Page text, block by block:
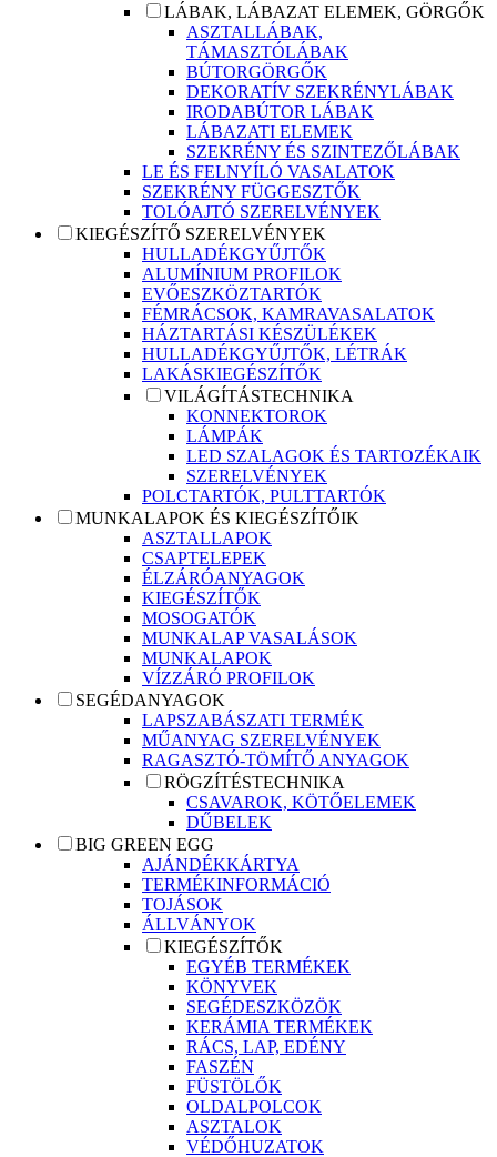
LÁBAK, LÁBAZAT ELEMEK, GÖRGŐK
ASZTALLÁBAK,
TÁMASZTÓLÁBAK
BÚTORGÖRGŐK
DEKORATÍV SZEKRÉNYLÁBAK
IRODABÚTOR LÁBAK
LÁBAZATI ELEMEK
SZEKRÉNY ÉS SZINTEZŐLÁBAK
LE ÉS FELNYÍLÓ VASALATOK
SZEKRÉNY FÜGGESZTŐK
TOLÓAJTÓ SZERELVÉNYEK
KIEGÉSZÍTŐ SZERELVÉNYEK
HULLADÉKGYŰJTŐK
ALUMÍNIUM PROFILOK
EVŐESZKÖZTARTÓK
FÉMRÁCSOK, KAMRAVASALATOK
HÁZTARTÁSI KÉSZÜLÉKEK
HULLADÉKGYŰJTŐK, LÉTRÁK
LAKÁSKIEGÉSZÍTŐK
VILÁGÍTÁSTECHNIKA
KONNEKTOROK
LÁMPÁK
LED SZALAGOK ÉS TARTOZÉKAIK
SZERELVÉNYEK
POLCTARTÓK, PULTTARTÓK
MUNKALAPOK ÉS KIEGÉSZÍTŐIK
ASZTALLAPOK
CSAPTELEPEK
ÉLZÁRÓANYAGOK
KIEGÉSZÍTŐK
MOSOGATÓK
MUNKALAP VASALÁSOK
MUNKALAPOK
VÍZZÁRÓ PROFILOK
SEGÉDANYAGOK
LAPSZABÁSZATI TERMÉK
MŰANYAG SZERELVÉNYEK
RAGASZTÓ-TÖMÍTŐ ANYAGOK
RÖGZÍTÉSTECHNIKA
CSAVAROK, KÖTŐELEMEK
DŰBELEK
BIG GREEN EGG
AJÁNDÉKKÁRTYA
TERMÉKINFORMÁCIÓ
TOJÁSOK
ÁLLVÁNYOK
KIEGÉSZÍTŐK
EGYÉB TERMÉKEK
KÖNYVEK
SEGÉDESZKÖZÖK
KERÁMIA TERMÉKEK
RÁCS, LAP, EDÉNY
FASZÉN
FÜSTÖLŐK
OLDALPOLCOK
ASZTALOK
VÉDŐHUZATOK